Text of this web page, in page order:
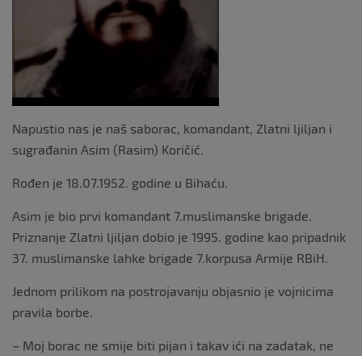
Napustio nas je naš saborac, komandant, Zlatni ljiljan i
sugrađanin Asim (Rasim) Koričić.
Rođen je 18.07.1952. godine u Bihaću.
Asim je bio prvi komandant 7.muslimanske brigade.
Priznanje Zlatni ljiljan dobio je 1995. godine kao pripadnik
37. muslimanske lahke brigade 7.korpusa Armije RBiH.
Jednom prilikom na postrojavanju objasnio je vojnicima
pravila borbe.
– Moj borac ne smije biti pijan i takav ići na zadatak, ne